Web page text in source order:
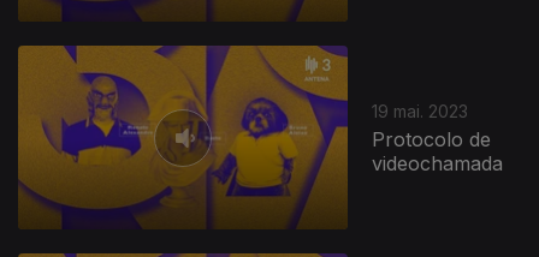
19 mai. 2023
Protocolo de
videochamada